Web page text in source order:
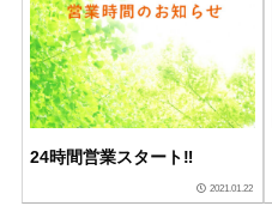
24時間営業スタート‼
2021.01.22